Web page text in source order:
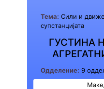
Тема: Сили и
супстанцијата
ГУСТИНА
Одделение: 9